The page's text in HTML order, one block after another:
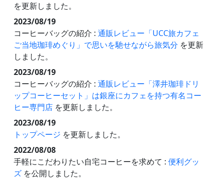
を更新しました。
2023/08/19
コーヒーバッグの紹介 : 通販レビュー「UCC旅カフェ
ご当地珈琲めぐり」で思いを馳せながら旅気分 を更新
しました。
2023/08/19
コーヒーバッグの紹介 : 通販レビュー「澤井珈琲ドリ
ップコーヒーセット」は銀座にカフェを持つ有名コー
ヒー専門店 を更新しました。
2023/08/19
トップページ を更新しました。
2022/08/08
手軽にこだわりたい自宅コーヒーを求めて : 便利グッ
ズ を公開しました。